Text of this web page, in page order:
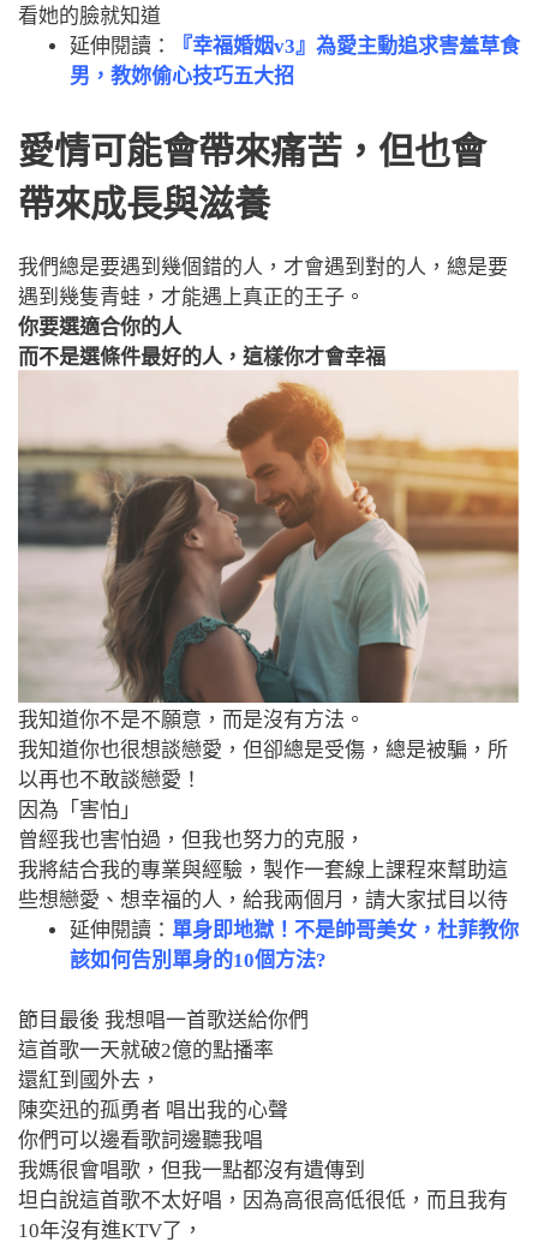
看她的臉就知道
延伸閱讀：
『幸福婚姻v3』為愛主動追求害羞草食
男，教妳偷心技巧五大招
愛情可能會帶來痛苦，但也會
帶來成長與滋養
我們總是要遇到幾個錯的人，才會遇到對的人，總是要
遇到幾隻青蛙，才能遇上真正的王子。
你要選適合你的人
而不是選條件最好的人，這樣你才會幸福
我知道你不是不願意，而是沒有方法。
我知道你也很想談戀愛，但卻總是受傷，總是被騙，所
以再也不敢談戀愛！
因為「害怕」
曾經我也害怕過，但我也努力的克服，
我將結合我的專業與經驗，製作一套線上課程來幫助這
些想戀愛、想幸福的人， 給我兩個月，請大家拭目以待
延伸閱讀： 單身即地獄！不是帥哥美女，杜菲教你
該如何告別單身的10個方法?
節目最後 我想唱一首歌送給你們
這首歌一天就破2億的點播率
還紅到國外去 ，
陳奕迅的孤勇者 唱出我的心聲
你們可以邊看歌詞邊聽我唱
我媽很會唱歌，但我一點都沒有遺傳到
坦白說這首歌不太好唱，因為高很高低很低，而且我有
10年沒有進KTV了，